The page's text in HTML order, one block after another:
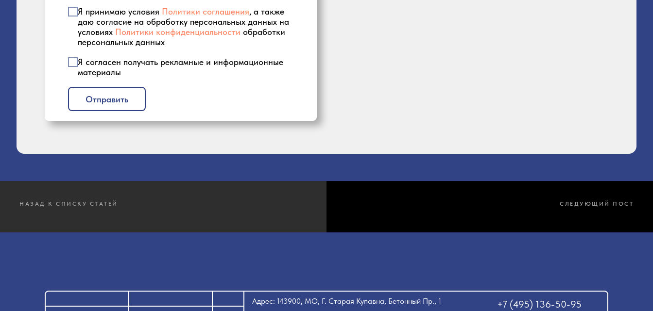
Я принимаю условия Политики соглашения, а также
даю согласие на обработку персональных данных на
условиях Политики конфиденциальности обработки
персональных данных
Я согласен получать рекламные и информационные
материалы
Отправить
НАЗАД К СПИСКУ СТАТЕЙ СЛЕДУЮЩИЙ ПОСТ
Адрес: 143900, МО, Г. Старая Купавна, Бетонный Пр., 1 +7 (495) 136-50-95